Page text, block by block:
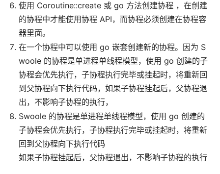
使用 Coroutine::create 或 go 方法创建协程 ，在创建
的协程中才能使用协程 API，而协程必须创建在协程容
器里面。
在一个协程中可以使用 go 嵌套创建新的协程。因为 S
woole 的协程是单进程单线程模型，使用 go 创建的子
协程会优先执行，子协程执行完毕或挂起时，将重新回
到父协程向下执行代码，如果子协程挂起后，父协程退
出，不影响子协程的执行，
Swoole 的协程是单进程单线程模型，使用 go 创建的
子协程会优先执行，子协程执行完毕或挂起时，将重新
回到父协程向下执行代码
如果子协程挂起后，父协程退出，不影响子协程的执行